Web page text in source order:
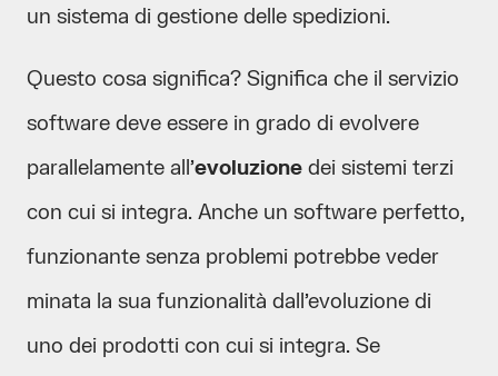
un sistema di gestione delle spedizioni.
Questo cosa significa? Significa che il servizio
software deve essere in grado di evolvere
parallelamente all’evoluzione dei sistemi terzi
con cui si integra. Anche un software perfetto,
funzionante senza problemi potrebbe veder
minata la sua funzionalità dall’evoluzione di
uno dei prodotti con cui si integra. Se